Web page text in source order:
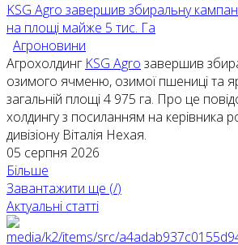
KSG Agro завершив збиральну
на площі майже 5 тис. Га
Агроновини
Агрохолдинг KSG Agro завершив
озимого ячменю, озимої пшениці та
загальній площі 4 975 га. Про це
холдингу з посиланням на керівника
дивізіону Віталія Нехая.
05 серпня 2026
Більше
Завантажити ще (/)
Актуальні статті